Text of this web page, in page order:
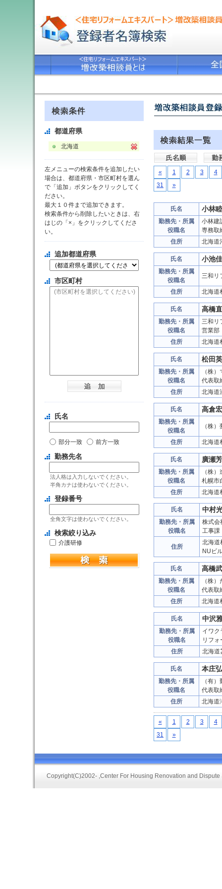
都道府県
北海道
左メニューの検索条件を追加したい
場合は、都道府県・市区町村を選ん
で「追加」ボタンをクリックしてく
ださい。
最大１０件まで追加できます。
検索条件から削除したいときは、右
はじの「×」をクリックしてくださ
い。
追加都道府県
市区町村
氏名
部分一致 前方一致
勤務先名
法人格は入力しないでください。
半角カナは使わないでください。
登録番号
全角文字は使わないでください。
検索絞り込み
介護研修
« 1 2 3
4
31
»
氏名 小林
勤務先・所属
役職名
小林建
専務取
住所
北海道
氏名 小池
勤務先・所属
役職名
三和リ
住所 北海道
氏名 高橋
勤務先・所属
役職名
三和リ
営業
住所
北海道
氏名 松田
勤務先・所属
役職名
（株
代表取
住所
北海道
氏名 高倉
勤務先・所属
役職名
（株
住所 北海道
氏名 廣瀬
勤務先・所属
役職名
（株
札幌市
住所
北海道
氏名 中村
勤務先・所属
役職名
株式
工事
住所
北海
NUビ
氏名 高橋
勤務先・所属
役職名
（株
代表取
住所
北海道
氏名 中沢
勤務先・所属
役職名
イワク
リフ
住所
北海
氏名 本庄
勤務先・所属
役職名
（有
代表取
住所
北海
« 1 2 3
4
31
»
Copyright(C)2002- ,Center For Housing Renovation and Dispute